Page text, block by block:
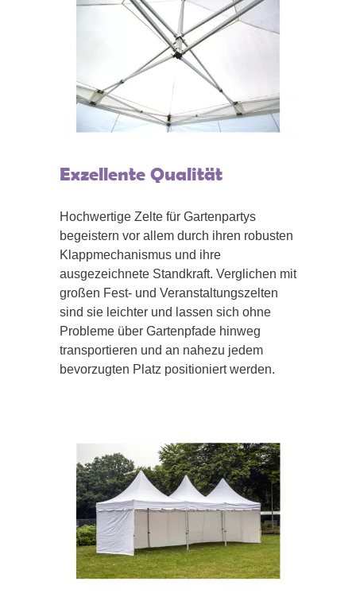
Exzellente Qualität
Hochwertige Zelte für Gartenpartys
begeistern vor allem durch ihren robusten
Klappmechanismus und ihre
ausgezeichnete Standkraft. Verglichen mit
großen Fest- und Veranstaltungszelten
sind sie leichter und lassen sich ohne
Probleme über Gartenpfade hinweg
transportieren und an nahezu jedem
bevorzugten Platz positioniert werden.